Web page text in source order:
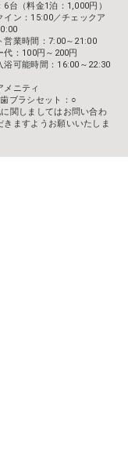
6台（料金1泊：1,000円）
イン：15:00／チェックア
営業時間：7:00～21:00
代：100円～200円
浴可能時間：16:00～22:30
メニティ
ブラシセット：○
関しましてはお問い合わ
きますようお願いいたしま